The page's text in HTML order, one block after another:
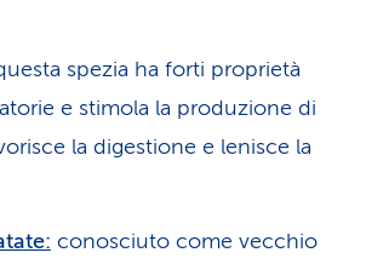
spezia ha forti proprietà
e stimola la produzione di
la digestione e lenisce la
conosciuto come vecchio